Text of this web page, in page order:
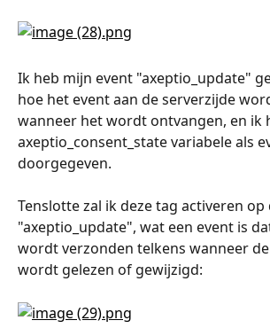
Ik heb mijn event "axeptio_update"
hoe het event aan de serverzijde
wanneer het wordt ontvangen, en ik
axeptio_consent_state variabele als
doorgegeven.
Tenslotte zal ik deze tag activeren
"axeptio_update", wat een event is
wordt verzonden telkens wanneer
wordt gelezen of gewijzigd: